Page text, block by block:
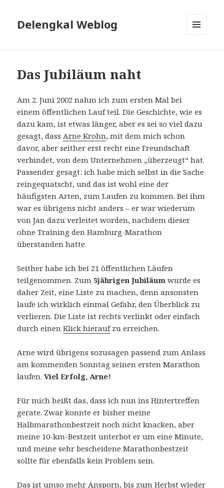
Delengkal Weblog
Das Jubiläum naht
Am 2. Juni 2002 nahm ich zum ersten Mal bei
einem öffentlichen Lauf teil. Die Geschichte, wie es
dazu kam, ist etwas länger, aber es sei so viel dazu
gesagt, dassArne Krohn, mit dem mich schon
davor, aber seither erst recht eine Freundschaft
verbindet, von dem Unternehmen „überzeugt“ hat.
Passender gesagt: ich habe mich selbst in die Sache
reingequatscht, und das ist wohl eine der
häufigsten Arten, zum Laufen zu kommen. Bei ihm
war es übrigens nicht anders – er war wiederum
von Jan dazu verleitet worden, nachdem dieser
ohne Training den Hamburg-Marathon
überstanden hatte.
Seither habe ich bei 21 öffentlichen Läufen
teilgenommen. Zum5jährigen Jubiläum wurde es
daher Zeit, eine Liste zu machen, denn ansonsten
laufe ich wirklich einmal Gefahr, den Überblick zu
verlieren. Die Liste ist rechts verlinkt oder einfach
durch einenKlick hieraufzu erreichen.
Arne wird übrigens sozusagen passend zum Anlass
am kommenden Sonntag seinen ersten Marathon
laufen.Viel Erfolg, Arne!
Für mich heißt das, dass ich nun ins Hintertreffen
gerate. Zwar konnte er bisher meine
Halbmarathonbestzeit noch nicht knacken, aber
meine 10-km-Bestzeit unterbot er um eine Minute,
und meine sehr bescheidene Marathonbestzeit
sollte für ebenfalls kein Problem sein.
Das ist umso mehr Ansporn, bis zum Herbst wieder